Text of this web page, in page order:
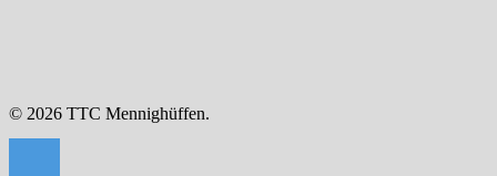
© 2026 TTC Mennighüffen.